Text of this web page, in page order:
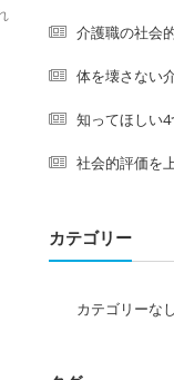
介護職の社会
体を壊さない
知ってほしい
社会的評価を
カテゴリー
カテゴリーなし